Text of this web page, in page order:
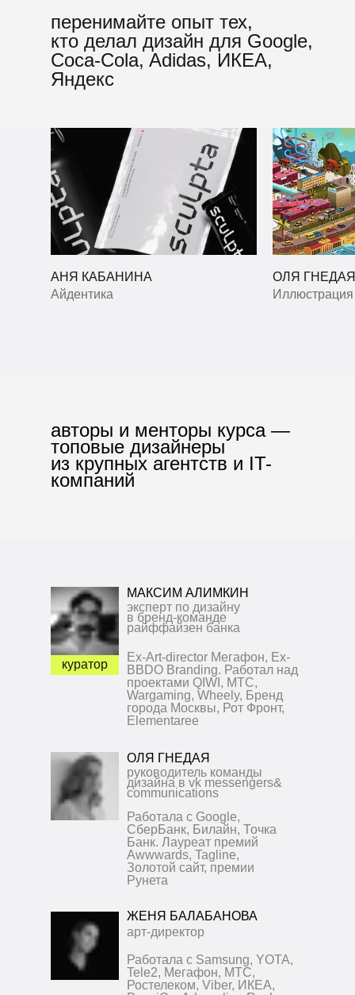
перенимайте опыт тех,
кто делал дизайн для Google,
Сoca-Cola, Adidas, ИКЕА,
Яндекс
АНЯ КАБАНИНА
Айдентика
ОЛЯ ГНЕДАЯ
Иллюстрация
авторы и менторы курса —
топовые дизайнеры
из крупных агентств и IT-
компаний
куратор
МАКСИМ АЛИМКИН
эксперт по дизайну
в бренд-команде
райффайзен банка
Ex-Art-director Мегафон, Ex-
BBDO Branding. Работал над
проектами QIWI, МТС,
Wargaming, Wheely, Бренд
города Москвы, Рот Фронт,
Elementaree
ОЛЯ ГНЕДАЯ
Работала с Google,
СберБанк, Билайн, Точка
Банк. Лауреат премий
Awwwards, Tagline,
Золотой сайт, премии
Рунета
руководитель команды
дизайна в vk messengers&
communications
ЖЕНЯ БАЛАБАНОВА
Работала с Samsung, YOTA,
Tele2, Мегафон, МТС,
Ростелеком, Viber, ИКЕА,
арт-директор